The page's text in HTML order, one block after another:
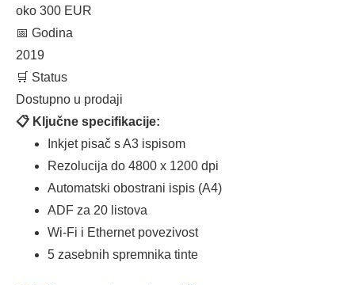
oko 300 EUR
📅 Godina
2019
🛒 Status
Dostupno u prodaji
📋 Ključne specifikacije:
Inkjet pisač s A3 ispisom
Rezolucija do 4800 x 1200 dpi
Automatski obostrani ispis (A4)
ADF za 20 listova
Wi‑Fi i Ethernet povezivost
5 zasebnih spremnika tinte